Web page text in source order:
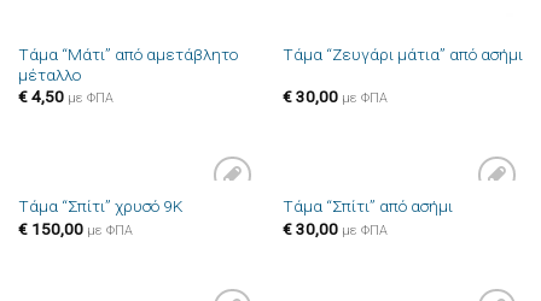
Τάμα “Μάτι” από αμετάβλητο
μέταλλο
€4,50 με ΦΠΑ
Τάμα “Ζευγάρι μάτια” από ασήμι
€30,00 με ΦΠΑ
Πρόσθήκη
Τάμα “Σπίτι” χρυσό 9Κ
€150,00 με ΦΠΑ
Πρόσθήκη
Τάμα “Σπίτι” από ασήμι
€30,00 με ΦΠΑ